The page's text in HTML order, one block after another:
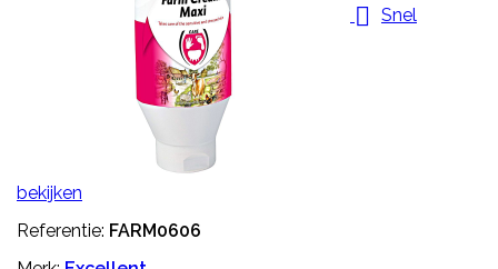
 Snel
bekijken
Referentie: FARM0606